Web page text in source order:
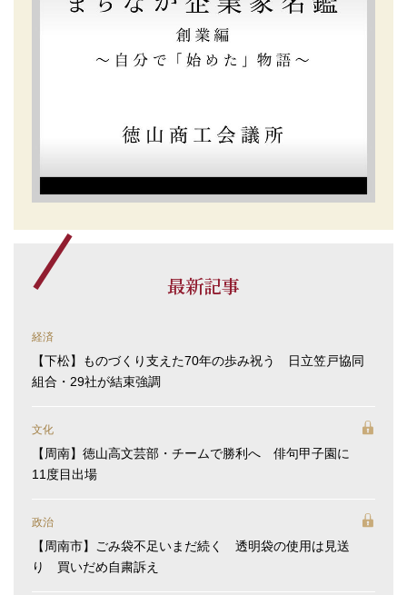
最新記事
経済
【下松】ものづくり支えた70年の歩み祝う 日立笠戸協同
組合・29社が結束強調
文化
【周南】徳山高文芸部・チームで勝利へ 俳句甲子園に
11度目出場
政治
【周南市】ごみ袋不足いまだ続く 透明袋の使用は見送
り 買いだめ自粛訴え